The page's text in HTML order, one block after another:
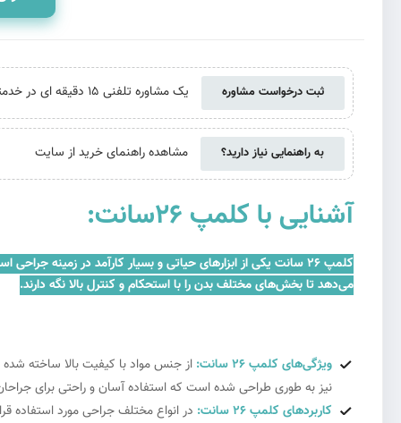
ثبت درخواست مشاوره یک مشاوره تلفنی 15 دقیقه ای در خدمتتان هستیم. حتی اگر از ما خرید نکنید
به راهنمایی نیاز دارید؟ مشاهده راهنمای خرید از سایت
آشنایی با کلمپ 26سانت:
می‌دهد تا بخش‌های مختلف بدن را با استحکام و کنترل بالا نگه دارند.
ویژگی‌های کلمپ 26 سانت:
از جنس مواد با کیفیت بالا ساخته
نیز به طوری طراحی شده است که استفاده آسان و راحتی برای
کاربردهای کلمپ 26 سانت:
در انواع مختلف جراحی مورد استفاده